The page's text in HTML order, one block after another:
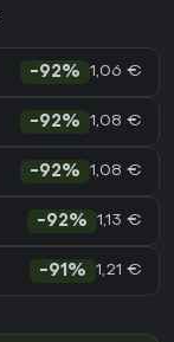
-92% 1,06 €
-92% 1,08 €
-92% 1,08 €
-92% 1,13 €
-91% 1,21 €